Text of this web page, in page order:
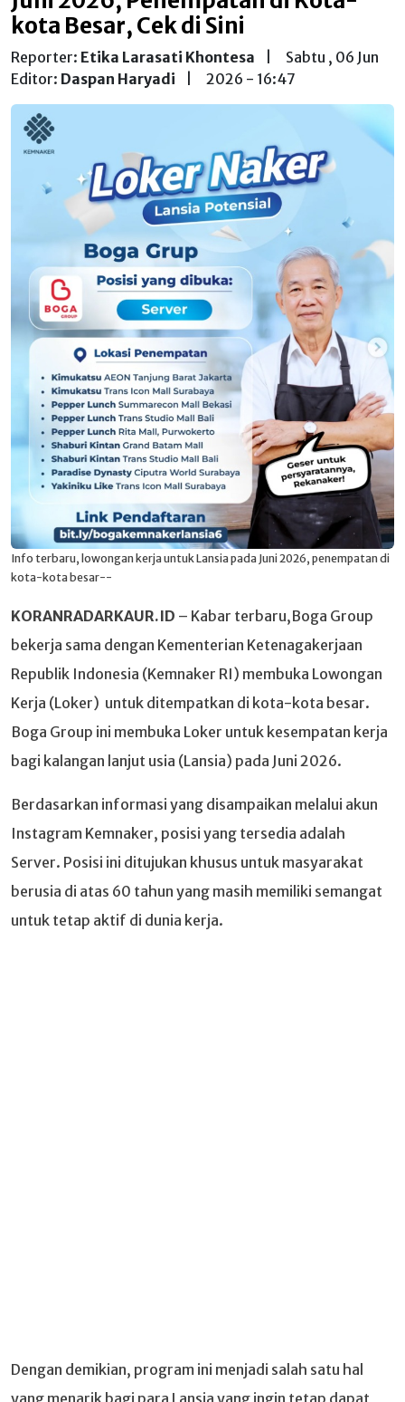
kota Besar, Cek di Sini
Reporter: Etika Larasati Khontesa
Editor: Daspan Haryadi
Sabtu , 06 Jun
2026 - 16:47
Info terbaru, lowongan kerja untuk Lansia pada Juni 2026, penempatan di
kota-kota besar--
KORANRADARKAUR.ID – Kabar terbaru,Boga Group
bekerja sama dengan Kementerian Ketenagakerjaan
Republik Indonesia (Kemnaker RI) membuka Lowongan
Kerja (Loker) untuk ditempatkan di kota-kota besar.
Boga Group ini membuka Loker untuk kesempatan kerja
bagi kalangan lanjut usia (Lansia) pada Juni 2026.
Berdasarkan informasi yang disampaikan melalui akun
Instagram Kemnaker, posisi yang tersedia adalah
Server. Posisi ini ditujukan khusus untuk masyarakat
berusia di atas 60 tahun yang masih memiliki semangat
untuk tetap aktif di dunia kerja.
Dengan demikian, program ini menjadi salah satu hal
yang menarik bagi para Lansia yang ingin tetap dapat